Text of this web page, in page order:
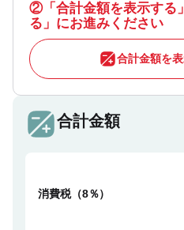
②「合計金額を表示する
る」にお進みください
合計金額を
合計金額
消費税（8％）